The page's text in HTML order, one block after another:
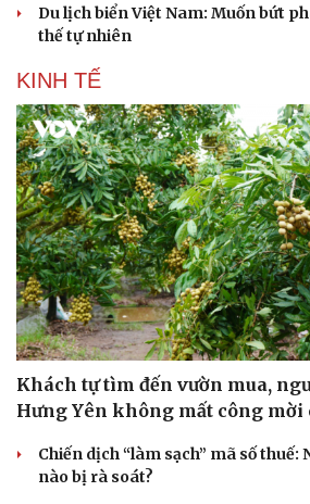
Du lịch biển Việt Nam: Muốn bứt
thế tự nhiên
KINH TẾ
Khách tự tìm đến vườn mua,
Hưng Yên không mất công mời
Chiến dịch “làm sạch” mã số
nào bị rà soát?